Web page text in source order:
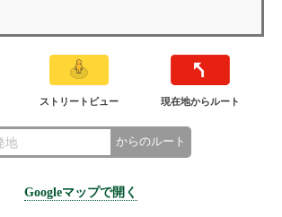
ストリートビュー 現在地からルート
からのルート
Googleマップで開く